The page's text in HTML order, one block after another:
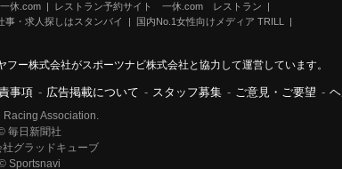
休.com
レストラン予約サイト 一休.com レストラン
事・求人探しはスタンバイ
国内No.1女性向けメディア TRILL
ー株式会社がスポーツナビ株式会社と協力して運営しています。
事項 - 広告掲載について - スタッフ募集 - ご意見・ご要望 -
Association.
毎日新聞社
グラッドキューブ
Sportsnavi